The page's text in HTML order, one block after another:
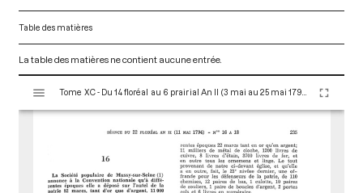
Table des matières
La table des matières ne contient aucune entrée.
s